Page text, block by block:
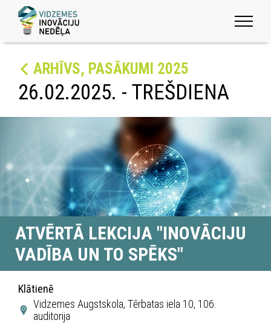
ARHĪVS, PASĀKUMI 2025
26.02.2025. - TREŠDIENA
ATVĒRTĀ LEKCIJA "INOVĀCIJU
VADĪBA UN TO SPĒKS"
Klātienē
Vidzemes Augstskola, Tērbatas iela 10, 106.
auditorija